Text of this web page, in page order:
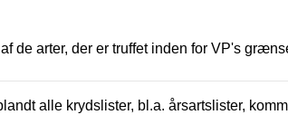
de arter, der er truffet inden for VP's
alle krydslister, bl.a. årsartslister,